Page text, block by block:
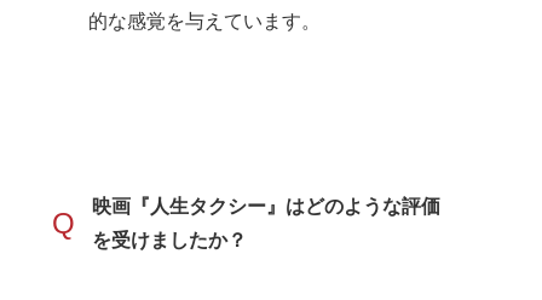
的な感覚を与えています。
Q
映画『人生タクシー』はどのような評価
を受けましたか？